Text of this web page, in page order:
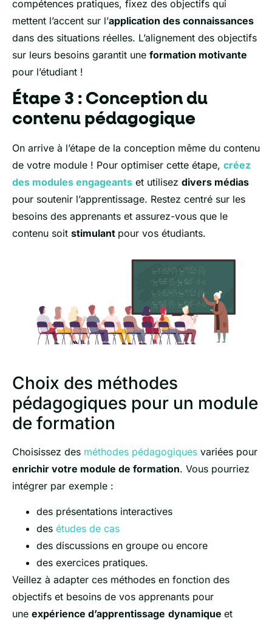
compétences pratiques, fixez des objectifs qui
mettent l’accent sur l’application des connaissances
dans des situations réelles. L’alignement des objectifs
sur leurs besoins garantit une formation motivante
pour l’étudiant !
Étape 3 : Conception du
contenu pédagogique
On arrive à l’étape de la conception même du contenu
de votre module ! Pour optimiser cette étape, créez
des modules engageants et utilisez divers médias
pour soutenir l’apprentissage. Restez centré sur les
besoins des apprenants et assurez-vous que le
contenu soit stimulant pour vos étudiants.
Choix des méthodes
pédagogiques pour un module
de formation
Choisissez des méthodes pédagogiques variées pour
enrichir votre module de formation. Vous pourriez
intégrer par exemple :
des présentations interactives
des études de cas
des discussions en groupe ou encore
des exercices pratiques.
Veillez à adapter ces méthodes en fonction des
objectifs et besoins de vos apprenants pour
une expérience d’apprentissage dynamique et